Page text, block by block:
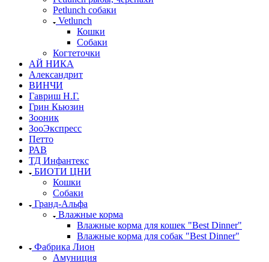
Petlunch собаки
Vetlunch
Кошки
Собаки
Когтеточки
АЙ НИКА
Александрит
ВИНЧИ
Гавриш Н.Г.
Грин Кьюзин
Зооник
ЗооЭкспресс
Петто
РАВ
ТД Инфантекс
БИОТИ ЦНИ
Кошки
Собаки
Гранд-Альфа
Влажные корма
Влажные корма для кошек "Best Dinner"
Влажные корма для собак "Best Dinner"
Фабрика Лион
Амуниция